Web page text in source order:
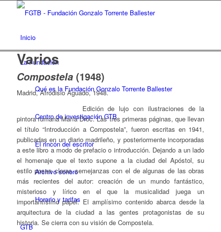
Inicio
La Fundación
Qué es la Fundación Gonzalo Torrente Ballester
Centro de investigación GTB
El rincón del escritor
Archivo sonoro
Horario y tarifas
GTB
Varios
Compostela (1948)
Madrid, Afrodisio Aguado, 1948.
Edición de lujo con ilustraciones de la
pintora rumana María Droc. Las tres primeras páginas, que llevan
el título “Introducción a Compostela”, fueron escritas en 1941,
publicadas en un diario madrileño, y posteriormente incorporadas
a este libro a modo de prefacio o introducción. Dejando a un lado
el homenaje que el texto supone a la ciudad del Apóstol, su
estilo posee claras semejanzas con el de algunas de las obras
más recientes del autor: creación de un mundo fantástico,
misterioso y lírico en el que la musicalidad juega un
importantísimo papel. El amplísimo contenido abarca desde la
arquitectura de la ciudad a las gentes protagonistas de su
historia. Se cierra con su visión de Compostela.